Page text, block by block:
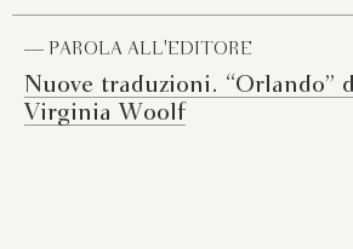
— PAROLA ALL'EDITORE
Nuove traduzioni. “Orlando”
Virginia Woolf